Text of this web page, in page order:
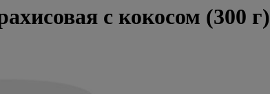
с кокосом (300 г)